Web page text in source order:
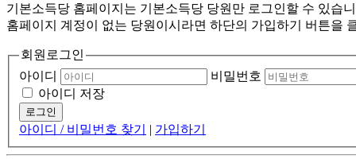
기본소득당 홈페이지는 기본소득당 당원만 로그인할 수 있습
홈페이지 계정이 없는 당원이시라면 하단의 가입하기 버튼을
회원로그인
아이디
비밀번호
아이디 저장
로그인
아이디 / 비밀번호 찾기 | 가입하기